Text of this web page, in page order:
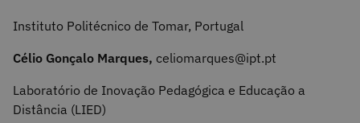
Instituto Politécnico de Tomar, Portugal
Célio Gonçalo Marques, celiomarques@ipt.pt
Laboratório de Inovação Pedagógica e Educação a
Distância (LIED)